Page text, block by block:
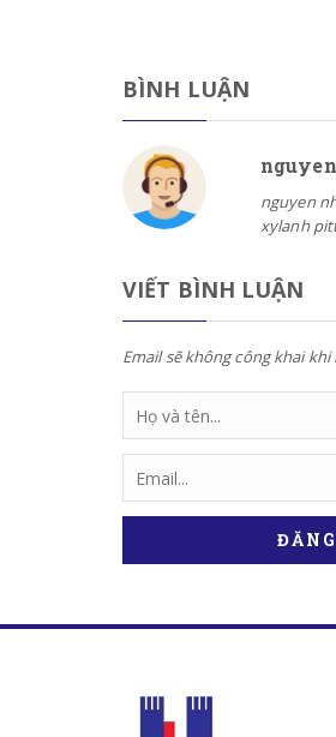
BÌNH LUẬN
nguyen
xylanh
VIẾT BÌNH LUẬN
Email sẽ không công khai